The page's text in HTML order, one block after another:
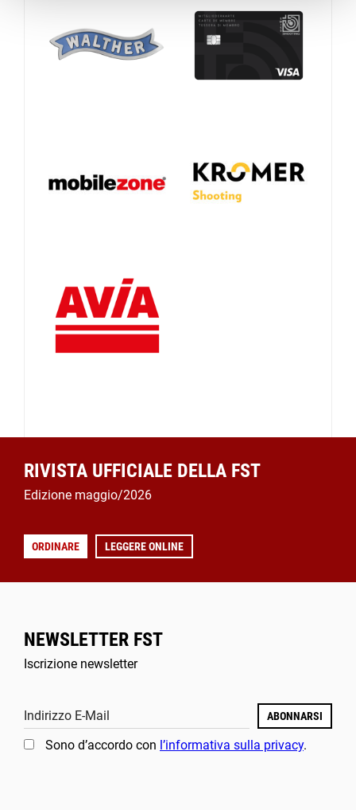
RIVISTA UFFICIALE DELLA FST
Edizione maggio/2026
ORDINARE LEGGERE ONLINE
NEWSLETTER FST
Iscrizione newsletter
Indirizzo E-Mail ABONNARSI
Sono d’accordo con l’informativa sulla privacy.